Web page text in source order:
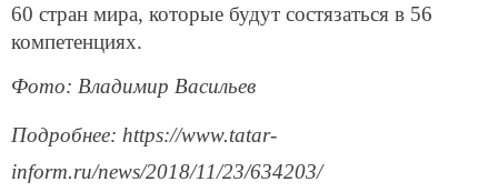
60 стран мира, которые будут состязаться в 56
компетенциях.
Фото: Владимир Васильев
Подробнее: https://www.tatar-
inform.ru/news/2018/11/23/634203/